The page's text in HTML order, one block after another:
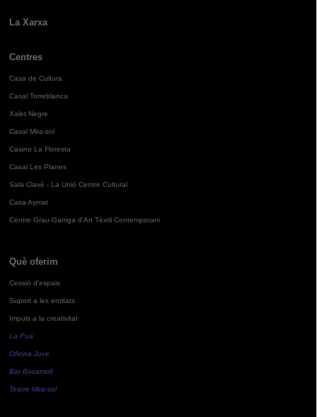
La Xarxa
Centres
Casa de Cultura
Casal Torreblanca
Xalet Negre
Casal Mira-sol
Casino La Floresta
Casal Les Planes
Sala Clavé - La Unió Centre Cultural
Casa Aymat
Centre Grau-Garriga d'Art Tèxtil Contemporani
Què oferim
Cessió d'espais
Suport a les entitats
Impuls a la creativitat
La Pua
Oficina Jove
Bar Bocamoll
Teatre Mira-sol